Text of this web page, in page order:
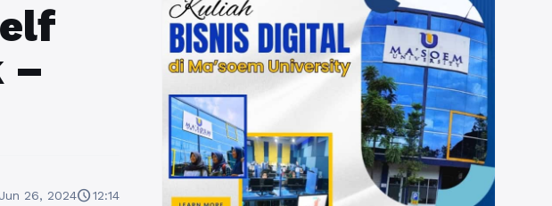
–
Jun 26, 2024schedule12:14